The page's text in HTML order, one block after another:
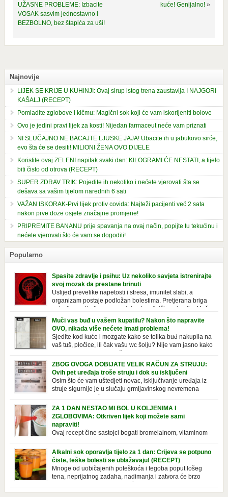
UŽASNE PROBLEME: Izbacite
VOSAK sasvim jednostavno i
BEZBOLNO, bez štapića za uši!
kuće! Genijalno! »
Najnovije
LIJEK SE KRIJE U KUHINJI: Ovaj sirup istog trena zaustavlja I NAJGORI
KAŠALJ (RECEPT)
Pomladite zglobove i kičmu: Magični sok koji će vam iskorijeniti bolove
Ovo je jedini pravi lijek za kosti! Nijedan farmaceut neće vam priznati
NI SLUČAJNO NE BACAJTE LJUSKE JAJA! Ubacite ih u jabukovo sirće,
evo šta će se desiti! MILIONI ŽENA OVO DIJELE
Koristite ovaj ZELENI napitak svaki dan: KILOGRAMI ĆE NESTATI, a tijelo
biti čisto od otrova (RECEPT)
SUPER ZDRAV TRIK: Pojedite ih nekoliko i nećete vjerovati šta se
dešava sa vašim tijelom narednih 6 sati
VAŽAN ISKORAK-Prvi lijek protiv covida: Najteži pacijenti već 2 sata
nakon prve doze osjete značajne promjene!
PRIPREMITE BANANU prije spavanja na ovaj način, popijte tu tekućinu i
nećete vjerovati što će vam se dogoditi!
Popularno
Spasite zdravlje i psihu: Uz nekoliko savjeta istrenirajte
svoj mozak da prestane brinuti
Uslijed prevelike napetosti i stresa, imunitet slabi, a
organizam postaje podložan bolestima. Pretjerana briga
ostavlja posljedice na mentalno i na fizičko zdravlje. Može
izazvati stres, depresiju, umor i loše zdravstveno stanje. Jeste li znali da
pretjerana briga može povećati broj otkucaja srca, otežati disanje i
izazvati bljedilo lica? Krv se povlači s površine i odlazi […]
Muči vas buđ u vašem kupatilu? Nakon što napravite
OVO, nikada više nećete imati problema!
Sjedite kod kuće i mozgate kako se tolika buđ nakupila na
vaš tuš, pločice, ili čak vašu wc šolju? Nije vam jasno kako
se stvorila tamo, no ono što vam je sigurno jasno je da to
ne izgleda nikako lijepo. Na svu sreću, donosimo vam jednostavan
pripravak koji sami možete napraviti u vašem domu, a […]
ZBOG OVOGA DOBIJATE VELIK RAČUN ZA STRUJU:
Ovih pet uređaja troše struju i dok su isključeni
Osim što će vam uštedjeti novac, isključivanje uređaja iz
struje sigurnije je u slučaju grmljavinskog nevremena
kada su svi uključeni uređaji pod rizikom od udara groma.
Znate li da vaši kućanski aparati vode tajni život dok su isključeni? Ovo
je popis uređaja koji troše električnu energiju čak i kada su u stanju
mirovanja: Punjač mobitela […]
ZA 1 DAN NESTAO MI BOL U KOLJENIMA I
ZGLOBOVIMA: Otkriven lijek koji možete sami
napraviti!
Ovaj recept čine sastojci bogati bromelainom, vitaminom
bolna koljena i zglobove, već i jačaju tetive i ligamente. Iako se
uglavnom javlja u starijoj dobi, zbog starenja ligamenata i zglobova, to
se takođe može pripisati lošem držanju ili nošenju neprikladne obuće
duže vrijeme. Srećom, tu je efektan prirodni […]
Alkalni sok oporavlja tijelo za 1 dan: Crijeva se potpuno
čiste, teške bolesti se ublažavaju! (RECEPT)
Mnoge od uobičajenih poteškoća i tegoba poput lošeg
tena, neprijatnog zadaha, nadimanja i zatvora će brzo
namirnice u pravilnoj razmjeri. U savremenoj ishrani, pak, dominira